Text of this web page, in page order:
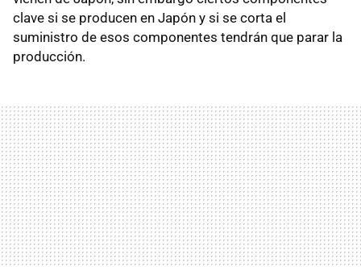
clave si se producen en Japón y si se corta el
suministro de esos componentes tendrán que parar la
producción.